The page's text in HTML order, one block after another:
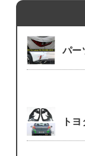
パー
トヨ